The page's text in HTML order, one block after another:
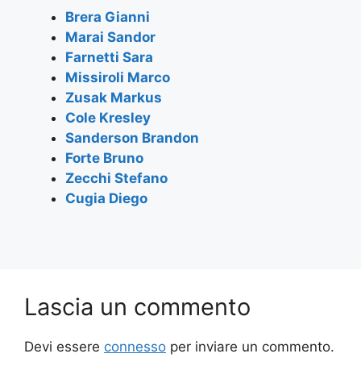
o
o
k
p
p
Brera Gianni
Marai Sandor
Farnetti Sara
Missiroli Marco
Zusak Markus
Cole Kresley
Sanderson Brandon
Forte Bruno
Zecchi Stefano
Cugia Diego
Lascia un commento
Devi essere connesso per inviare un commento.